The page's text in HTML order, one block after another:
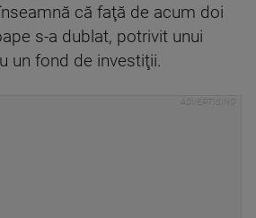
că faţă de acum doi
s-a dublat, potrivit unui
un fond de investiţii.